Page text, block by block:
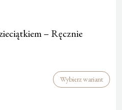
– Ręcznie
Wybierz wariant